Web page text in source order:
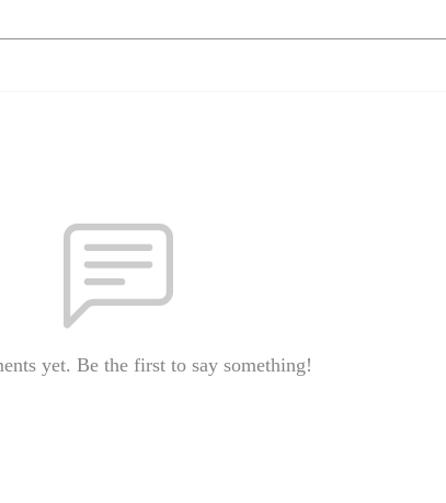
yet. Be the first to say something!